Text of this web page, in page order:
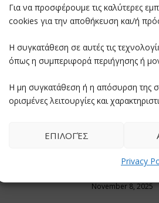
Για να προσφέρουμε τις καλύτερες
cookies για την αποθήκευση και/ή
Η συγκατάθεση σε αυτές τις
όπως η συμπεριφορά περιήγησης ή
Η μη συγκατάθεση ή η απόσυρση της
ορισμένες λειτουργίες και
ΕΠΙΛΟΓΈΣ
Privacy
«Το
Αθλητισμού
σπίτι των
μας»
2025
Κλειστό
σε Ευρωπαϊκά
November 8, 2025